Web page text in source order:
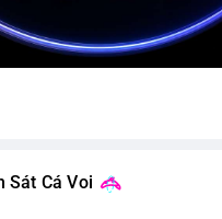
Sát Cá Voi